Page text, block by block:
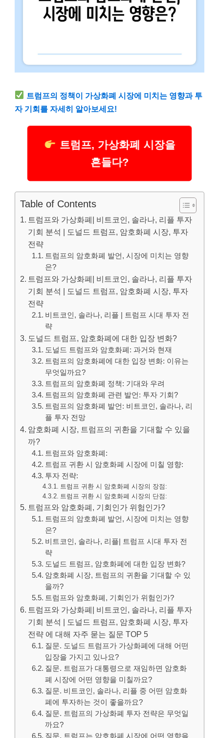
트럼프의 정책이 가상화폐 시장에 미치는 영향과 투
자 기회를 자세히 알아보세요!
트럼프, 가상화폐 시장을
흔들다?
Table of Contents
트럼프와 가상화폐| 비트코인, 솔라나, 리플 투자
기회 분석 | 도널드 트럼프, 암호화폐 시장, 투자
전략
트럼프의 암호화폐 발언, 시장에 미치는 영향
은?
트럼프와 가상화폐| 비트코인, 솔라나, 리플 투자
기회 분석 | 도널드 트럼프, 암호화폐 시장, 투자
전략
비트코인, 솔라나, 리플 | 트럼프 시대 투자 전
략
도널드 트럼프, 암호화폐에 대한 입장 변화?
도널드 트럼프와 암호화폐: 과거와 현재
트럼프의 암호화폐에 대한 입장 변화: 이유는
무엇일까요?
트럼프의 암호화폐 정책: 기대와 우려
트럼프의 암호화폐 관련 발언: 투자 기회?
트럼프의 암호화폐 발언: 비트코인, 솔라나, 리
플 투자 전망
암호화폐 시장, 트럼프의 귀환을 기대할 수 있을
까?
트럼프와 암호화폐:
트럼프 귀환 시 암호화폐 시장에 미칠 영향:
투자 전략:
트럼프 귀환 시 암호화폐 시장의 장점:
트럼프 귀환 시 암호화폐 시장의 단점:
트럼프와 암호화폐, 기회인가 위험인가?
트럼프의 암호화폐 발언, 시장에 미치는 영향
은?
비트코인, 솔라나, 리플| 트럼프 시대 투자 전
략
도널드 트럼프, 암호화폐에 대한 입장 변화?
암호화폐 시장, 트럼프의 귀환을 기대할 수 있
을까?
트럼프와 암호화폐, 기회인가 위험인가?
트럼프와 가상화폐| 비트코인, 솔라나, 리플 투자
기회 분석 | 도널드 트럼프, 암호화폐 시장, 투자
전략 에 대해 자주 묻는 질문 TOP 5
질문. 도널드 트럼프가 가상화폐에 대해 어떤
입장을 가지고 있나요?
질문. 트럼프가 대통령으로 재임하면 암호화
폐 시장에 어떤 영향을 미칠까요?
질문. 비트코인, 솔라나, 리플 중 어떤 암호화
폐에 투자하는 것이 좋을까요?
질문. 트럼프의 가상화폐 투자 전략은 무엇일
까요?
질문. 트럼프는 암호화폐 시장에 어떤 영향을